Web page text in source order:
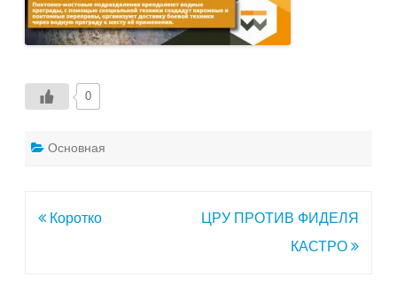
0
Основная
Навигация
Коротко
ЦРУ ПРОТИВ ФИДЕЛЯ
КАСТРО